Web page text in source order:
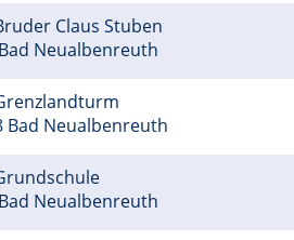
Claus Stuben
Neualbenreuth
Bad Neualbenreuth
Neualbenreuth